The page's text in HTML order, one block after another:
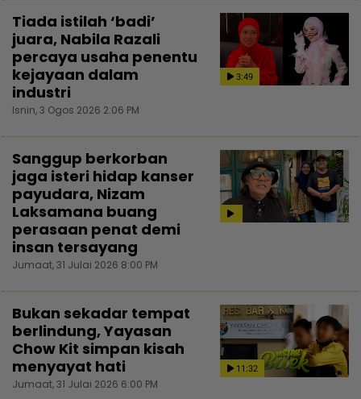
3:49
Tiada istilah ‘badi’
juara, Nabila Razali
percaya usaha penentu
kejayaan dalam
industri
Isnin, 3 Ogos 2026 2:06 PM
Sanggup berkorban
jaga isteri hidap kanser
payudara, Nizam
Laksamana buang
perasaan penat demi
insan tersayang
Jumaat, 31 Julai 2026 8:00 PM
11:32
Bukan sekadar tempat
berlindung, Yayasan
Chow Kit simpan kisah
menyayat hati
Jumaat, 31 Julai 2026 6:00 PM